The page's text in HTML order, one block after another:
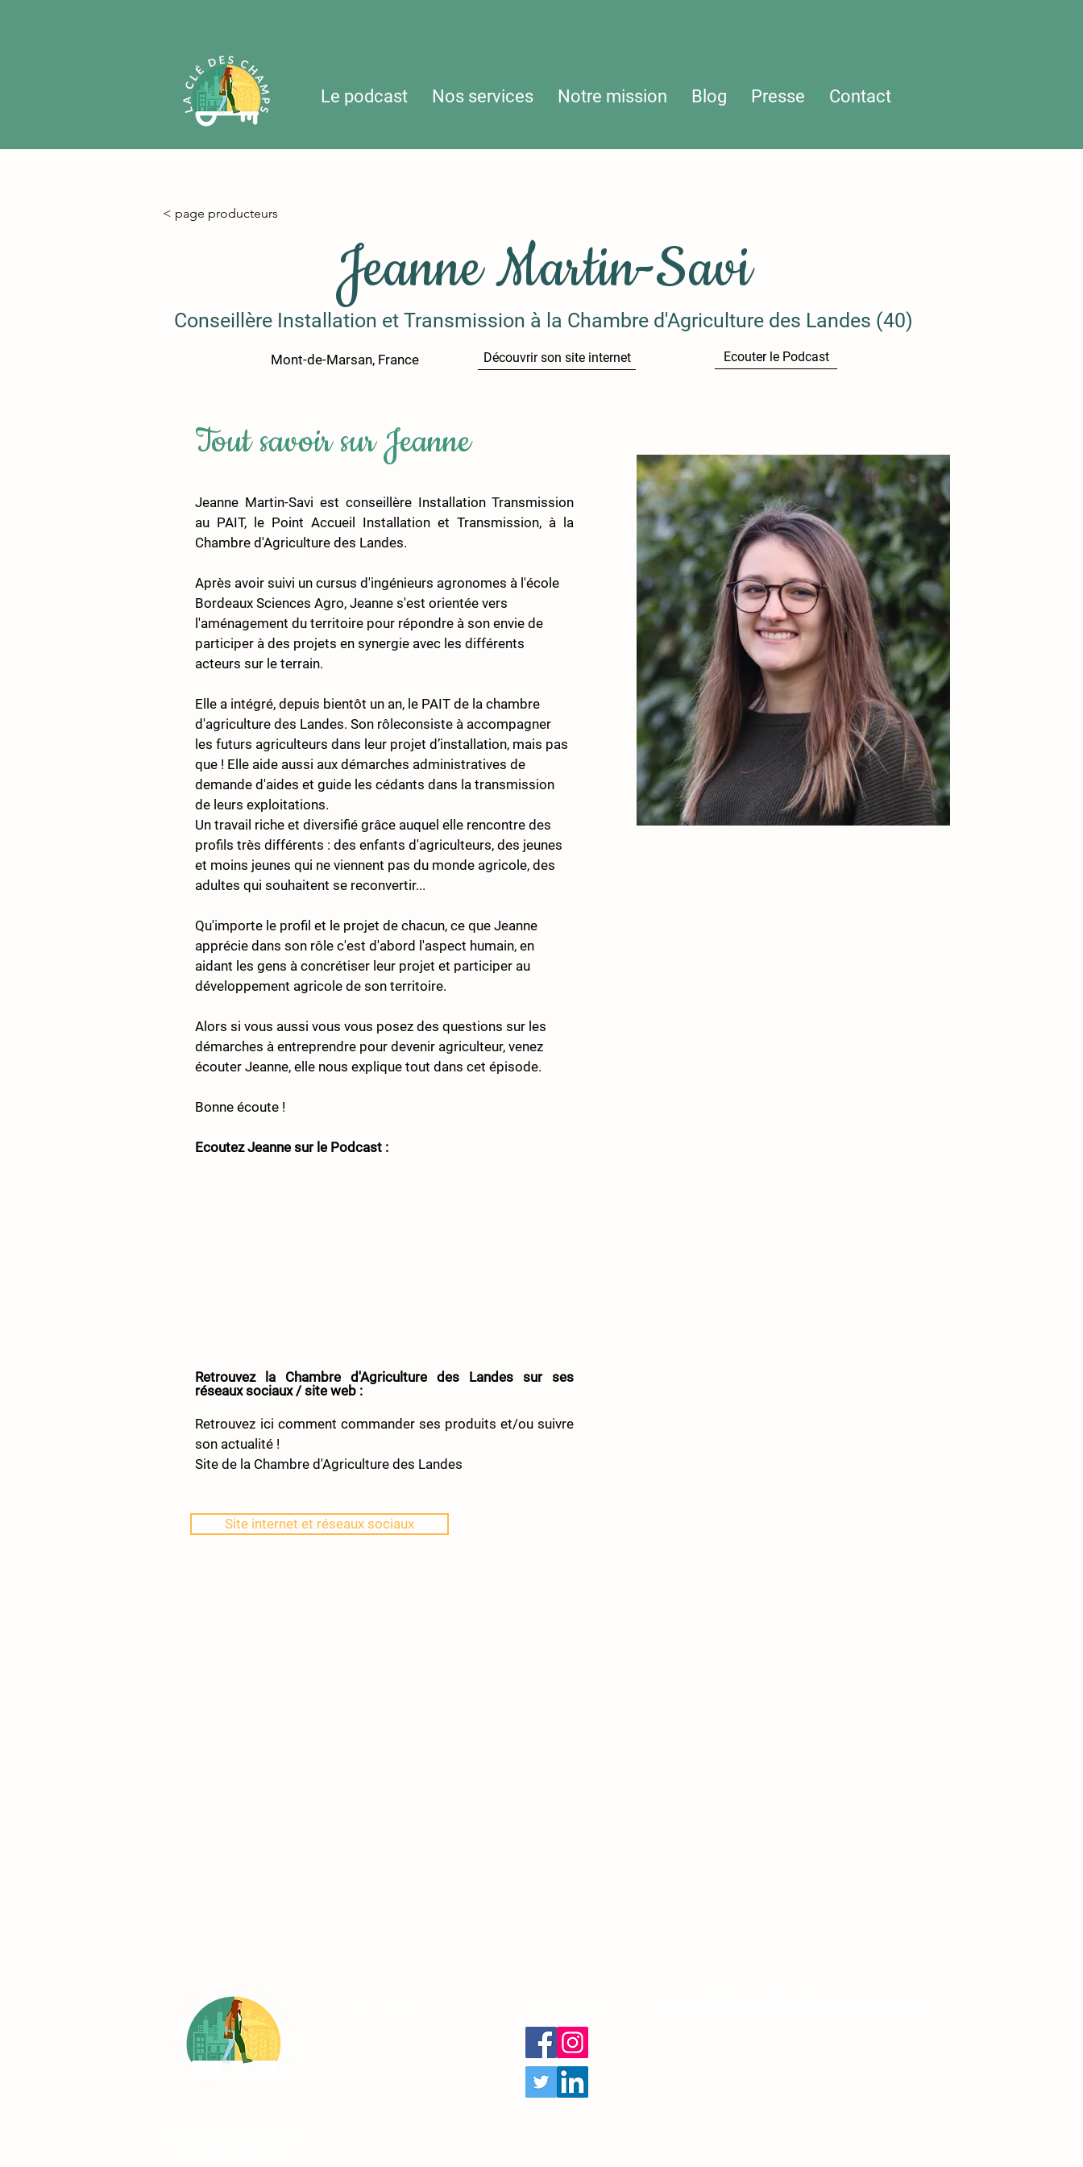
Le podcast Nos services Notre mission Blog Presse Contact
< page producteurs
Mont-de-Marsan, France Découvrir son site internet
Tout savoir sur Jeanne
Jeanne Martin-Savi est conseillère Installation Transmission
au PAIT, le Point Accueil Installation et Transmission, à la
Chambre d'Agriculture des Landes.
Après avoir suivi un cursus d'ingénieurs agronomes à l'école
Bordeaux Sciences Agro, Jeanne s'est orientée vers
l'aménagement du territoire pour répondre à son envie de
participer à des projets en synergie avec les différents
acteurs sur le terrain.
Elle a intégré, depuis bientôt un an, le PAIT de la chambre
d'agriculture des Landes. Son rôleconsiste à accompagner
les futurs agriculteurs dans leur projet d’installation, mais pas
que ! Elle aide aussi aux démarches administratives de
demande d'aides et guide les cédants dans la transmission
de leurs exploitations.
Un travail riche et diversifié grâce auquel elle rencontre des
profils très différents : des enfants d'agriculteurs, des jeunes
et moins jeunes qui ne viennent pas du monde agricole, des
adultes qui souhaitent se reconvertir...
Qu'importe le profil et le projet de chacun, ce que Jeanne
apprécie dans son rôle c'est d'abord l'aspect humain, en
aidant les gens à concrétiser leur projet et participer au
développement agricole de son territoire.
Alors si vous aussi vous vous posez des questions sur les
démarches à entreprendre pour devenir agriculteur, venez
écouter Jeanne, elle nous explique tout dans cet épisode.
Bonne écoute !
Ecoutez Jeanne sur le Podcast :
Retrouvez la Chambre d'Agriculture des Landes sur ses
réseaux sociaux / site web :
Retrouvez ici comment commander ses produits et/ou suivre
son actualité !
Site de la Chambre d'Agriculture des Landes
Site internet et réseaux sociaux
Ecouter le Podcast
Conseillère Installation et Transmission à la Chambre d'Agriculture des Landes (40)
Jeanne Martin-Savi